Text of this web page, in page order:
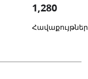
1,280
Հավաքույթներ